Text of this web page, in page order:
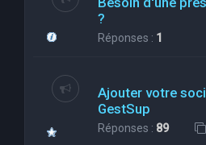
?
Réponses : 1
Ajouter votre
GestSup
Réponses : 89